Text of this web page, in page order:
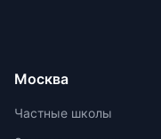
развития ребенка.
частной школы
Москва
Частные школы